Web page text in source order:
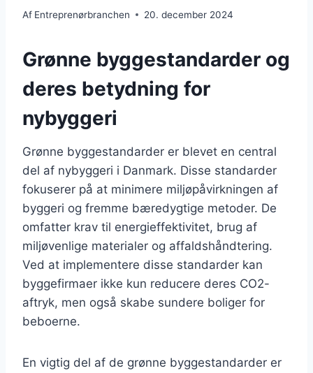
Af Entreprenørbranchen 20. december 2024
Grønne byggestandarder og
deres betydning for
nybyggeri
Grønne byggestandarder er blevet en central
del af nybyggeri i Danmark. Disse standarder
fokuserer på at minimere miljøpåvirkningen af
byggeri og fremme bæredygtige metoder. De
omfatter krav til energieffektivitet, brug af
miljøvenlige materialer og affaldshåndtering.
Ved at implementere disse standarder kan
byggefirmaer ikke kun reducere deres CO2-
aftryk, men også skabe sundere boliger for
beboerne.
En vigtig del af de grønne byggestandarder er